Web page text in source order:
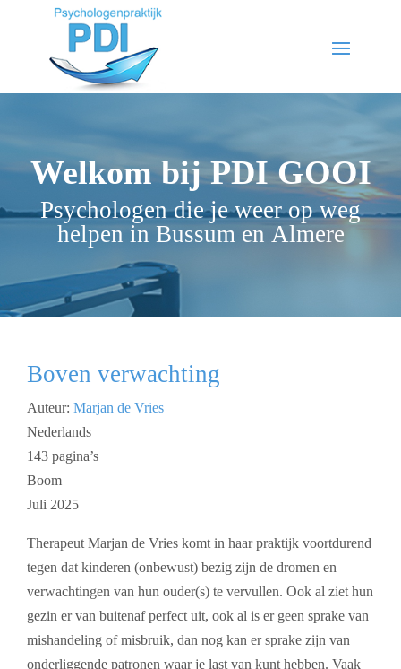
Welkom bij PDI GOOI
Psychologen die je weer op weg
helpen in Bussum en Almere
Boven verwachting
Auteur: Marjan de Vries
Nederlands
143 pagina’s
Boom
Juli 2025
Therapeut Marjan de Vries komt in haar praktijk voortdurend
tegen dat kinderen (onbewust) bezig zijn de dromen en
verwachtingen van hun ouder(s) te vervullen. Ook al ziet hun
gezin er van buitenaf perfect uit, ook al is er geen sprake van
mishandeling of misbruik, dan nog kan er sprake zijn van
onderliggende patronen waar je last van kunt hebben. Vaak